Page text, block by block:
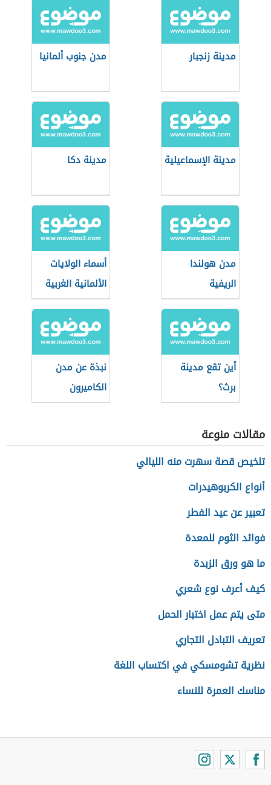
مدينة زنجبار مدن جنوب ألمانيا
مدينة الإسماعيلية مدينة دكا
مدن هولندا
الريفية
أسماء الولايات
الألمانية الغربية
أين تقع مدينة
برث؟
نبذة عن مدن
الكاميرون
مقالات منوعة
تلخيص قصة سهرت منه الليالي
أنواع الكربوهيدرات
تعبير عن عيد الفطر
فوائد الثوم للمعدة
ما هو ورق الزبدة
كيف أعرف نوع شعري
متى يتم عمل اختبار الحمل
تعريف التبادل التجاري
نظرية تشومسكي في اكتساب اللغة
مناسك العمرة للنساء